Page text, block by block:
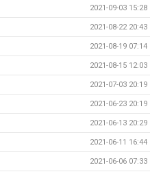
2021-09-03 15:28
2021-08-22 20:43
2021-08-19 07:14
2021-08-15 12:03
2021-07-03 20:19
2021-06-23 20:19
2021-06-13 20:29
2021-06-11 16:44
2021-06-06 07:33